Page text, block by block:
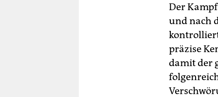
Der
und nach
präzise
damit der